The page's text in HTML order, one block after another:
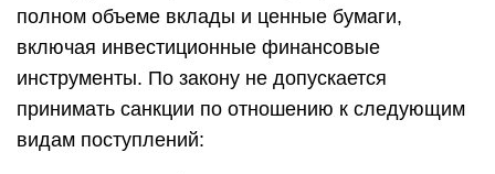
полном объеме вклады и ценные бумаги,
включая инвестиционные финансовые
инструменты. По закону не допускается
принимать санкции по отношению к следующим
видам поступлений: